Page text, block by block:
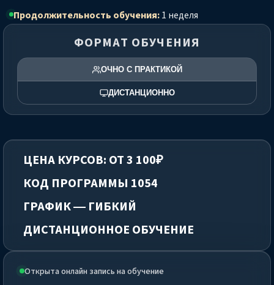
Продолжительность обучения:1 неделя
Открыта онлайн запись на обучение
ФОРМАТ ОБУЧЕНИЯ
ОЧНО С ПРАКТИКОЙ
ДИСТАНЦИОННО
ЦЕНА КУРСОВ: ОТ 3 100₽
КОД ПРОГРАММЫ 1054
ГРАФИК — ГИБКИЙ
ДИСТАНЦИОННОЕ ОБУЧЕНИЕ